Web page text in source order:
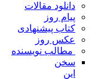
دانلود مقالات
پیام روز
کتاب پیشنهادی
عکس روز
مطالب نویسنده
سخن
این